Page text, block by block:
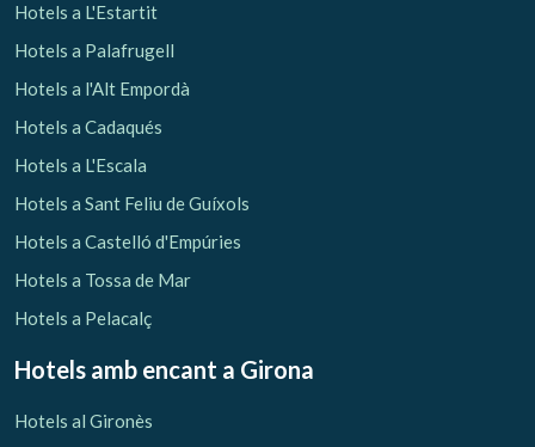
Hotels a L'Estartit
Hotels a Palafrugell
Hotels a l'Alt Empordà
Hotels a Cadaqués
Hotels a L'Escala
Hotels a Sant Feliu de Guíxols
Hotels a Castelló d'Empúries
Hotels a Tossa de Mar
Hotels a Pelacalç
Hotels amb encant a Girona
Hotels al Gironès
Marketing i publicitat
Aquestes cookies són utilitzades per emmagatzemar
informació sobre les preferències i les eleccions personals
de l'usuari a través de l'observació continuada dels seus
hàbits de navegació. Gràcies a elles, podem conèixer els
hàbits de navegació al lloc web i mostrar publicitat